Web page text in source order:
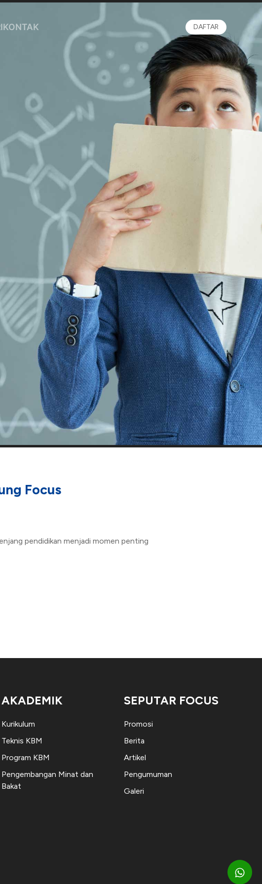
KONTAK DAFTAR
Focus
pendidikan menjadi momen penting
AKADEMIK
Kurikulum
Teknis KBM
Program KBM
Pengembangan Minat dan
Bakat
SEPUTAR FOCUS
Promosi
Berita
Artikel
Pengumuman
Galeri